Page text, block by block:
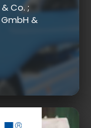
Co. ;
&